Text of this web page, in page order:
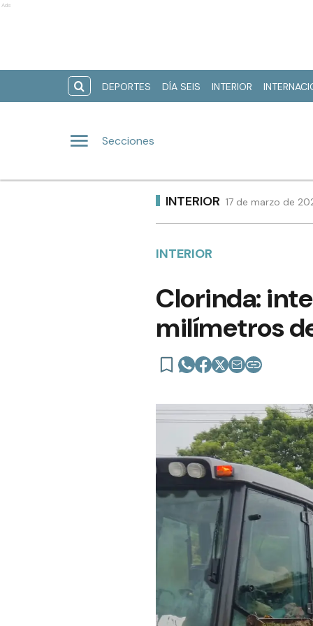
Ads
DEPORTES DÍA SEIS INTERIOR
Secciones
INTERIOR 17 de marzo de
INTERIOR
Clorinda:
milímetros